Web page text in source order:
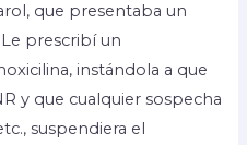
que presentaba un
prescribí un
instándola a que
y que cualquier sospecha
suspendiera el